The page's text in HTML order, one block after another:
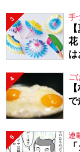
3 手
花
は
4 ご
で
5 連